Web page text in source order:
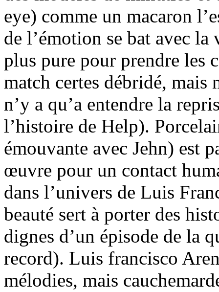
eye) comme un macaron
de l’émotion se bat avec
plus pure pour prendre les
match certes débridé, mais
n’y a qu’a entendre la
l’histoire de Help).
émouvante avec Jehn) est
œuvre pour un contact
dans l’univers de Luis
beauté sert à porter des
dignes d’un épisode de la
record). Luis francisco
mélodies, mais